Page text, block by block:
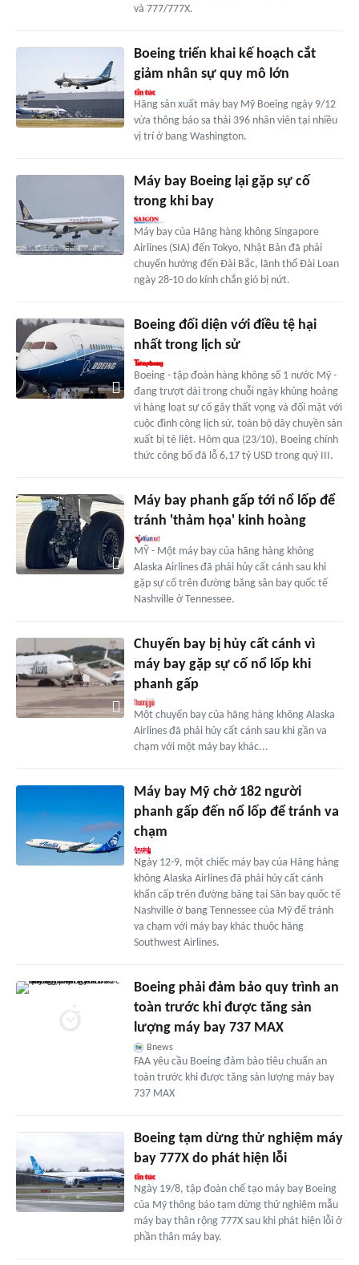
và 777/777X.
Boeing triển khai kế hoạch cắt
giảm nhân sự quy mô lớn
Hãng sản xuất máy bay Mỹ Boeing ngày 9/12
vừa thông báo sa thải 396 nhân viên tại nhiều
vị trí ở bang Washington.
Máy bay Boeing lại gặp sự cố
trong khi bay
Máy bay của Hãng hàng không Singapore
Airlines (SIA) đến Tokyo, Nhật Bản đã phải
chuyển hướng đến Đài Bắc, lãnh thổ Đài Loan
ngày 28-10 do kính chắn gió bị nứt.
Boeing đối diện với điều tệ hại
nhất trong lịch sử
Boeing - tập đoàn hàng không số 1 nước Mỹ -
đang trượt dài trong chuỗi ngày khủng hoảng
vì hàng loạt sự cố gây thất vọng và đối mặt với
cuộc đình công lịch sử, toàn bộ dây chuyền sản
xuất bị tê liệt. Hôm qua (23/10), Boeing chính
thức công bố đã lỗ 6,17 tỷ USD trong quý III.
Máy bay phanh gấp tới nổ lốp để
tránh 'thảm họa' kinh hoàng
MỸ - Một máy bay của hãng hàng không
Alaska Airlines đã phải hủy cất cánh sau khi
gặp sự cố trên đường băng sân bay quốc tế
Nashville ở Tennessee.
Chuyến bay bị hủy cất cánh vì
máy bay gặp sự cố nổ lốp khi
phanh gấp
Một chuyến bay của hãng hàng không Alaska
Airlines đã phải hủy cất cánh sau khi gần va
chạm với một máy bay khác...
Máy bay Mỹ chở 182 người
phanh gấp đến nổ lốp để tránh va
chạm
Ngày 12-9, một chiếc máy bay của Hãng hàng
không Alaska Airlines đã phải hủy cất cánh
khẩn cấp trên đường băng tại Sân bay quốc tế
Nashville ở bang Tennessee của Mỹ để tránh
va chạm với máy bay khác thuộc hãng
Southwest Airlines.
Boeing phải đảm bảo quy trình an
toàn trước khi được tăng sản
lượng máy bay 737 MAX
Bnews
FAA yêu cầu Boeing đảm bảo tiêu chuẩn an
toàn trước khi được tăng sản lượng máy bay
737 MAX
Boeing tạm dừng thử nghiệm máy
bay 777X do phát hiện lỗi
Ngày 19/8, tập đoàn chế tạo máy bay Boeing
của Mỹ thông báo tạm dừng thử nghiệm mẫu
máy bay thân rộng 777X sau khi phát hiện lỗi ở
phần thân máy bay.